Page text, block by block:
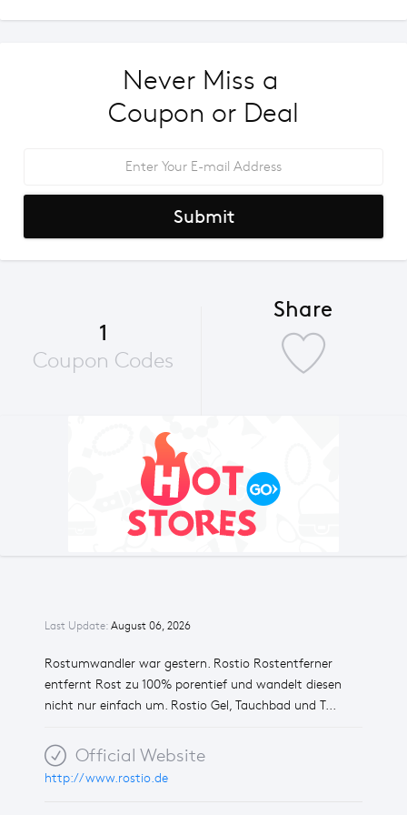
Last Update: August 06, 2026
Rostumwandler war gestern. Rostio Rostentferner
entfernt Rost zu 100% porentief und wandelt diesen
nicht nur einfach um. Rostio Gel, Tauchbad und T...
Official Website
http://www.rostio.de
Never Miss a
Coupon or Deal
Submit
1
Coupon Codes
Share